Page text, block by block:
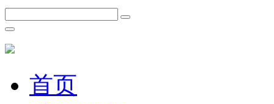
首页